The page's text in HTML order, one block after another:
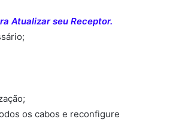
Atualizar seu Receptor.
os cabos e reconfigure